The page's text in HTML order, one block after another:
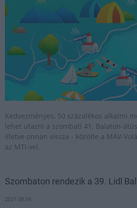
Kedvezményes, 50 százalékos alkalmi
lehet utazni a szombati 41. Balaton-
illetve onnan vissza - közölte a MÁV-
az MTI-vel.
Szombaton rendezik a 39. Lidl
2021.08.06